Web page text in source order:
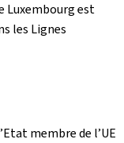
Luxembourg est
les Lignes
membre de l’UE